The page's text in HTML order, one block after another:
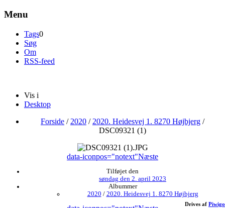
Menu
Tags0
Søg
Om
RSS-feed
Vis i
Desktop
Forside / 2020 / 2020. Heidesvej 1. 8270 Højbjerg /
DSC09321 (1)
data-iconpos="notext"Næste
Tilføjet den
søndag den 2. april 2023
Albummer
2020 / 2020. Heidesvej 1. 8270 Højbjerg
Drives af Piwigo